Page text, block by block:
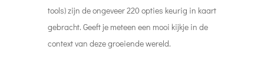
tools) zijn de ongeveer 220 opties keurig in kaart
gebracht. Geeft je meteen een mooi kijkje in de
context van deze groeiende wereld.